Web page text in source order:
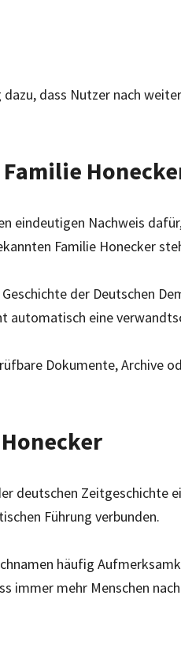
dass Nutzer nach
eindeutigen Nachweis
Familie Honecker
der Deutschen
automatisch eine
Dokumente, Archive
deutschen Zeitgeschichte
Führung verbunden.
häufig
immer mehr Menschen